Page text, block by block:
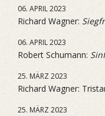
06. APRIL 2023
Richard Wagner:
06. APRIL 2023
Robert Schumann:
25. MÄRZ 2023
Richard Wagner:
25. MÄRZ 2023